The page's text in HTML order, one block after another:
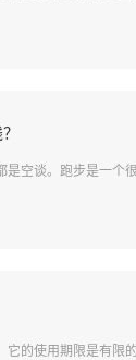
空谈。跑步是一个
它的使用期限是有